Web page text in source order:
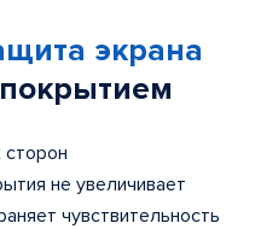
экрана
сторон
не увеличивает
чувствительность